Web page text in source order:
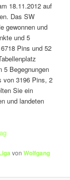
18.11.2012 auf
Das SW
gewonnen und
und 5
Pins und 52
5 Begegnungen
von 3196 Pins, 2
Sie ein
und landeten
vonWolfgang